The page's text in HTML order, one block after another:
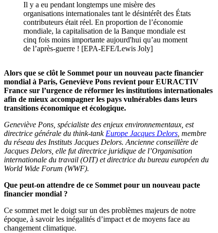
Il y a eu pendant longtemps une misère des
organisations internationales tant le désintérêt des États
contributeurs était réel. En proportion de l’économie
mondiale, la capitalisation de la Banque mondiale est
cinq fois moins importante aujourd'hui qu’au moment
de l’après-guerre ! [EPA-EFE/Lewis Joly]
Alors que se clôt le Sommet pour un nouveau pacte financier
mondial à Paris, Geneviève Pons revient pour EURACTIV
France sur l’urgence de réformer les institutions internationales
afin de mieux accompagner les pays vulnérables dans leurs
transitions économique et écologique.
Geneviève Pons, spécialiste des enjeux environnementaux, est
directrice générale du think-tank Europe Jacques Delors , membre
du réseau des Instituts Jacques Delors. Ancienne conseillère de
Jacques Delors, elle fut directrice juridique de l’Organisation
internationale du travail (OIT) et directrice du bureau européen du
World Wide Forum (WWF).
Que peut-on attendre de ce Sommet pour un nouveau pacte
financier mondial ?
Ce sommet met le doigt sur un des problèmes majeurs de notre
époque, à savoir les inégalités d’impact et de moyens face au
changement climatique.